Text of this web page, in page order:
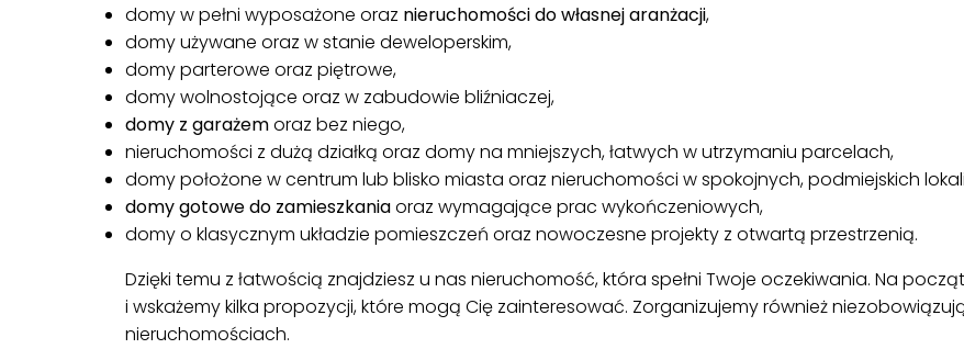
domy w pełni wyposażone oraz nieruchomości do własnej aranżacji,
domy używane oraz w stanie deweloperskim,
domy parterowe oraz piętrowe,
domy wolnostojące oraz w zabudowie bliźniaczej,
domy z garażemoraz bez niego,
nieruchomości z dużą działką oraz domy na mniejszych, łatwych w utrzymaniu parcelach,
domy położone w centrum lub blisko miasta oraz nieruchomości w spokojnych, podmiejskich
domy gotowe do zamieszkaniaoraz wymagające prac wykończeniowych,
domy o klasycznym układzie pomieszczeń oraz nowoczesne projekty z otwartą przestrzenią.
Dzięki temu z łatwością znajdziesz u nas nieruchomość, która spełni Twoje oczekiwania. Na
i wskażemy kilka propozycji, które mogą Cię zainteresować. Zorganizujemy również
nieruchomościach.